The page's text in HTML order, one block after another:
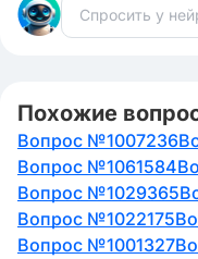
Похожие
Вопрос №1007236
Вопрос №1061584
Вопрос №1029365
Вопрос №1022175
Вопрос №1001327